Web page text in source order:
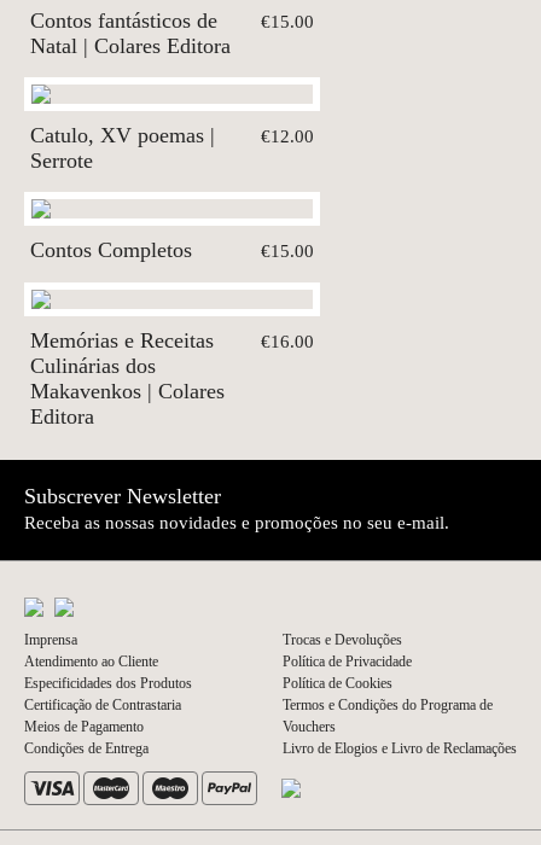
Contos fantásticos de
Natal | Colares Editora
€15.00
Catulo, XV poemas |
Serrote
€12.00
Contos Completos €15.00
Memórias e Receitas
Culinárias dos
Makavenkos | Colares
Editora
€16.00
Subscrever Newsletter
Receba as nossas novidades e promoções no seu e-mail.
Imprensa
Atendimento ao Cliente
Especificidades dos Produtos
Certificação de Contrastaria
Meios de Pagamento
Condições de Entrega
Trocas e Devoluções
Política de Privacidade
Política de Cookies
Termos e Condições do Programa de
Vouchers
Livro de Elogios e Livro de Reclamações